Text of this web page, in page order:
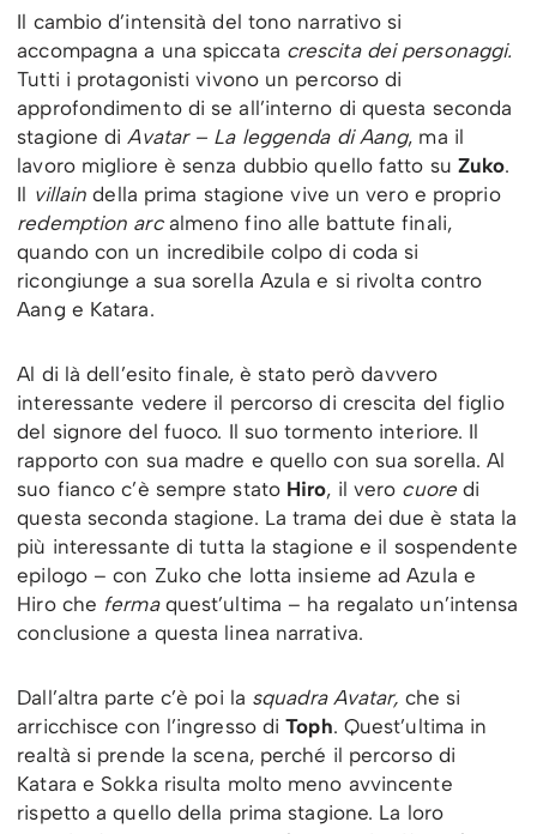
Il cambio d’intensità del tono narrativo si
accompagna a una spiccata crescita dei personaggi.
Tutti i protagonisti vivono un percorso di
approfondimento di se all’interno di questa seconda
stagione diAvatar – La leggenda di Aang, ma il
lavoro migliore è senza dubbio quello fatto su Zuko.
Il villaindella prima stagione vive un vero e proprio
redemption arc almeno fino alle battute finali,
quando con un incredibile colpo di coda si
ricongiunge a sua sorella Azula e si rivolta contro
Aang e Katara.
Al di là dell’esito finale, è stato però davvero
interessante vedere il percorso di crescita del figlio
del signore del fuoco. Il suo tormento interiore. Il
rapporto con sua madre e quello con sua sorella. Al
suo fianco c’è sempre stato Hiro, il vero cuoredi
questa seconda stagione. La trama dei due è stata la
più interessante di tutta la stagione e il sospendente
epilogo – con Zuko che lotta insieme ad Azula e
Hiro che ferma quest’ultima – ha regalato un’intensa
conclusione a questa linea narrativa.
Dall’altra parte c’è poi la squadra Avatar, che si
arricchisce con l’ingresso diToph. Quest’ultima in
realtà si prende la scena, perché il percorso di
Katara e Sokka risulta molto meno avvincente
rispetto a quello della prima stagione. La loro